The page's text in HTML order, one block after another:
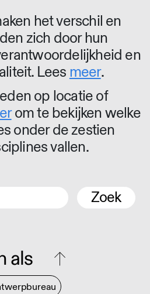
het verschil en
zich door hun
en
Lees meer.
op locatie of
om te bekijken welke
onder de zestien
vallen.
Zoek
als